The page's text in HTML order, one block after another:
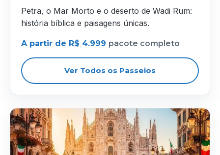
Petra, o Mar Morto e o deserto de Wadi Rum:
história bíblica e paisagens únicas.
A partir de R$ 4.999 pacote completo
Ver Todos os Passeios